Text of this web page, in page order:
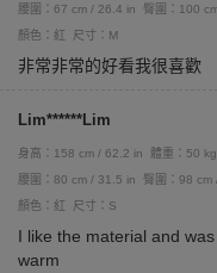
腰圍：67 cm / 26.4 in
臀圍：100
顏色：紅
尺寸：M
非常非常的好看我很喜歡
Lim******Lim
身高：158 cm / 62.2 in 體重：50
腰圍：80 cm / 31.5 in
臀圍：98 cm
顏色：紅
尺寸：S
I like the material and
warm